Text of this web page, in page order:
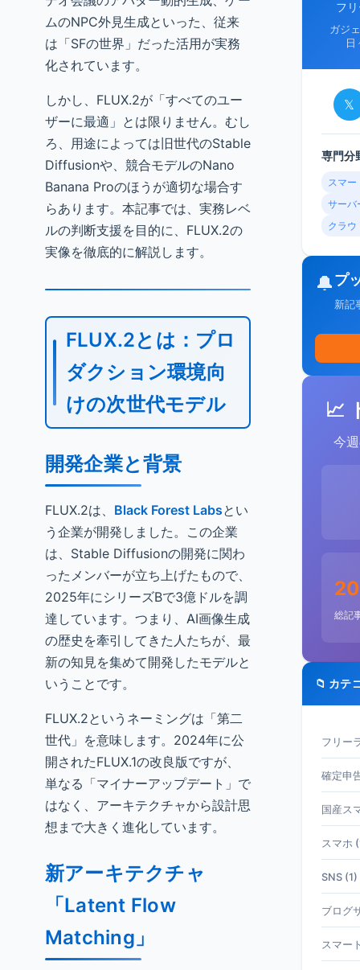
ムのNPC外見生成といった、従来
は「SFの世界」だった活用が実務
化されています。
しかし、FLUX.2が「すべてのユー
ザーに最適」とは限りません。むし
ろ、用途によっては旧世代のStable
Diffusionや、競合モデルのNano
Banana Proのほうが適切な場合す
らあります。本記事では、実務レベ
ルの判断支援を目的に、FLUX.2の
実像を徹底的に解説します。
FLUX.2とは：プロ
ダクション環境向
けの次世代モデル
開発企業と背景
FLUX.2は、 Black Forest Labsとい
う企業が開発しました。この企業
は、Stable Diffusionの開発に関わ
ったメンバーが立ち上げたもので、
2025年にシリーズBで3億ドルを調
達しています。つまり、AI画像生成
の歴史を牽引してきた人たちが、最
新の知見を集めて開発したモデルと
いうことです。
FLUX.2というネーミングは「第二
世代」を意味します。2024年に公
開されたFLUX.1の改良版ですが、
単なる「マイナーアップデート」で
はなく、アーキテクチャから設計思
想まで大きく進化しています。
新アーキテクチャ
「Latent Flow
Matching」
フ
ガジ
日
𝕏
専門分
スマー
サーバ
クラウ
🔔プ
新記
📈
今
総記
📁 カテ
フリー
確定申
国産ス
スマホ
SNS (1)
ブログ
スマー